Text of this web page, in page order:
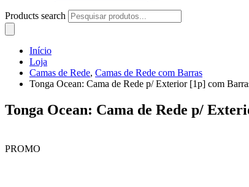
Products search
Início
Loja
Camas de Rede, Camas de Rede com Barras
Tonga Ocean: Cama de Rede p/ Exterior [1p] com
Tonga Ocean: Cama de Rede p/
PROMO